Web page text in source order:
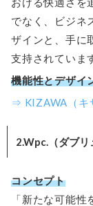
でなく、ビジネ
ザインと、手に
支持されていま
機能性とデザイ
⇒ KIZAWA（キ
2.Wpc.（ダブリ
コンセプト
「新たな可能